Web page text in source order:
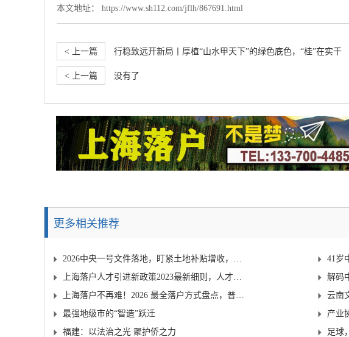
本文地址： https://www.sh112.com/jflh/867691.html
< 上一篇 行稳致远开新局丨厚植“山水甲天下”的绿色底色，“桂”在实干
< 上一篇 没有了
更多相关推荐
2026中央一号文件落地，盯紧土地补贴增收，农民日
上海落户人才引进新政策2023最新细则，人才引进落
解码
上海落户不再难！2026 最全落户方式盘点，普通人
云南
最强地级市的“智造”跃迁
产业
福建：以法治之光 聚护侨之力
足球